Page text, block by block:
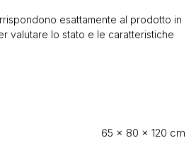
esattamente al prodotto in
valutare lo stato e le caratteristiche
65 × 80 × 120 cm